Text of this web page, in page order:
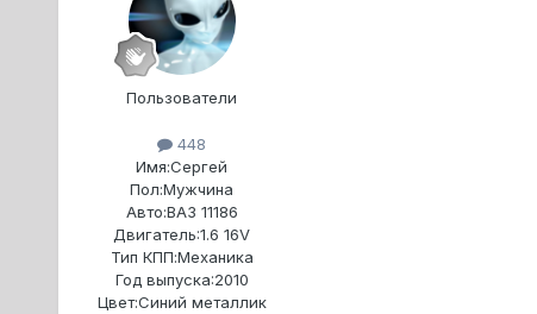
Пользователи
448
Имя:Сергей
Пол:Мужчина
Авто:ВАЗ 11186
Двигатель:1.6 16V
Тип КПП:Механика
Год выпуска:2010
Цвет:Синий металлик